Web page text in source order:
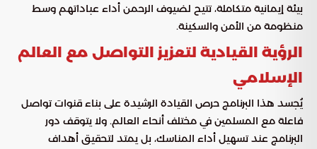
بيئة إيمانية متكاملة، تتيح لضيوف الرحمن أداء عباداتهم وسط
منظومة من الأمن والسكينة.
الرؤية القيادية لتعزيز التواصل مع العالم
الإسلامي
يُجسد هذا البرنامج حرص القيادة الرشيدة على بناء قنوات تواصل
فاعلة مع المسلمين في مختلف أنحاء العالم. ولا يتوقف دور
البرنامج عند تسهيل أداء المناسك، بل يمتد لتحقيق أهداف